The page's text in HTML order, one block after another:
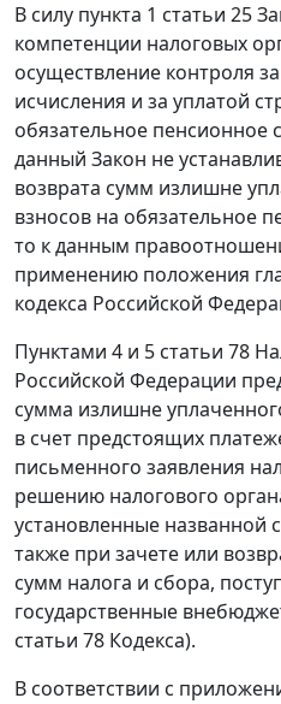
В силу пункта 1 статьи 25
компетенции налоговых
осуществление контроля
исчисления и за уплатой
обязательное пенсионное
данный Закон не
возврата сумм излишне
взносов на обязательное
то к данным
применению положения
кодекса Российской
Пунктами 4 и 5 статьи 78
Российской Федерации
сумма излишне
в счет предстоящих
письменного заявления
решению налогового
установленные названной
также при зачете или
сумм налога и сбора,
государственные
статьи 78 Кодекса).
В соответствии с